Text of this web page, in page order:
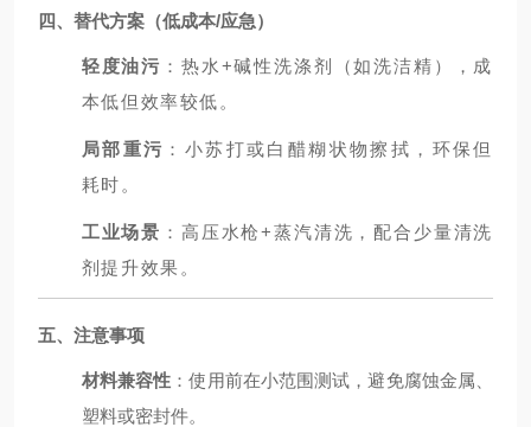
四、替代方案（低成本/应急）
轻度油污 ：热水+碱性洗涤剂（如洗洁精），成
本低但效率较低。
局部重污 ：小苏打或白醋糊状物擦拭，环保但
耗时。
工业场景 ：高压水枪+蒸汽清洗，配合少量清洗
剂提升效果。
五、注意事项
材料兼容性 ：使用前在小范围测试，避免腐蚀金属、
塑料或密封件。